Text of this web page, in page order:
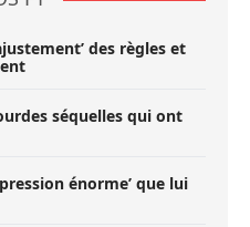
des règles et
séquelles qui ont
énorme’ que lui